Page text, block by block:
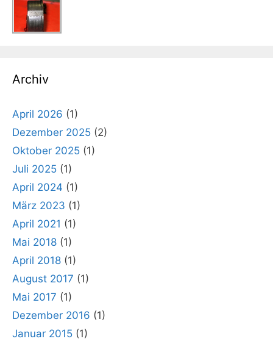
Archiv
April 2026 (1)
Dezember 2025 (2)
Oktober 2025 (1)
Juli 2025 (1)
April 2024 (1)
März 2023 (1)
April 2021 (1)
Mai 2018 (1)
April 2018 (1)
August 2017 (1)
Mai 2017 (1)
Dezember 2016 (1)
Januar 2015 (1)